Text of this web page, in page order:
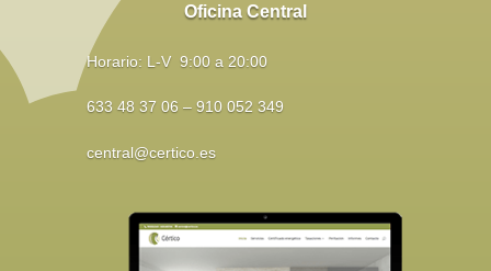
Oficina Central
Horario: L-V 9:00 a 20:00
633 48 37 06 – 910 052 349
central@certico.es